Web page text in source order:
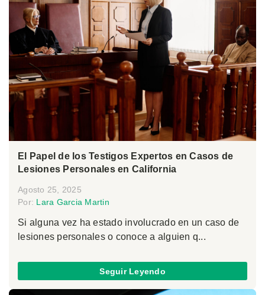
El Papel de los Testigos Expertos en Casos de
Lesiones Personales en California
Agosto 25, 2025
Por: Lara Garcia Martin
Si alguna vez ha estado involucrado en un caso de
lesiones personales o conoce a alguien q...
Seguir Leyendo